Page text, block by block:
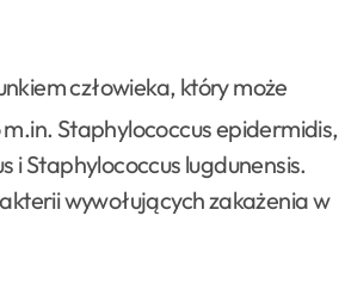
człowieka, który może
Staphylococcus epidermidis,
i Staphylococcus lugdunensis.
wywołujących zakażenia w